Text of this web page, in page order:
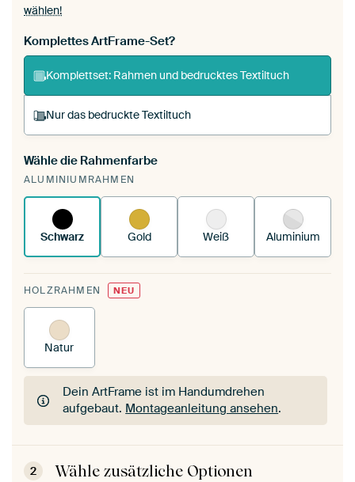
wählen!
Komplettes ArtFrame-Set?
Komplettset: Rahmen und bedrucktes Textiltuch
Nur das bedruckte Textiltuch
Du spannst einen wechselbaren Textiltuch in
deinen vorhandenen ArtFrame™.
funktioniert es.
Wähle die Rahmenfarbe
ALUMINIUMRAHMEN
Schwarz Gold Weiß Aluminium
HOLZRAHMEN NEU
Natur
Dein ArtFrame ist im Handumdrehen
aufgebaut. Montageanleitung ansehen.
Dein ArtFrame ist im Handumdrehen
aufgebaut.Montageanleitung ansehen
2 Wähle zusätzliche Optionen